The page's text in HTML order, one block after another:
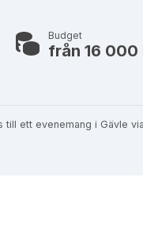
Budget
från 16 000
ett evenemang i Gävle